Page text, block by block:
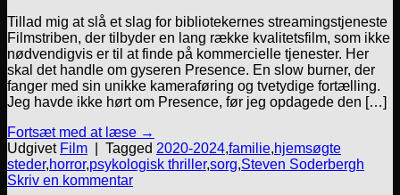
Tillad mig at slå et slag for bibliotekernes streamingstjeneste
Filmstriben, der tilbyder en lang række kvalitetsfilm, som ikke
nødvendigvis er til at finde på kommercielle tjenester. Her
skal det handle om gyseren Presence. En slow burner, der
fanger med sin unikke kameraføring og tvetydige fortælling.
Jeg havde ikke hørt om Presence, før jeg opdagede den […]
Fortsæt med at læse →
Udgivet Film Tagged 2020-2024,familie,hjemsøgte
steder,horror,psykologisk thriller,sorg,Steven Soderbergh
Skriv en kommentar